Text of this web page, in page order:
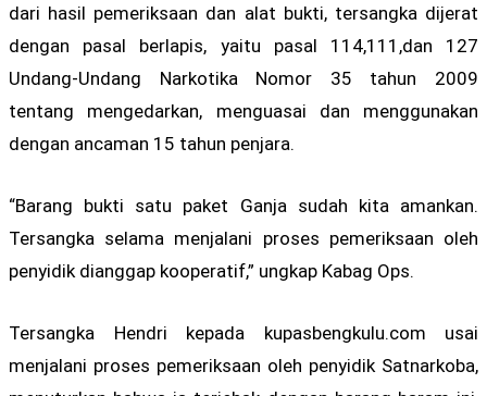
dari hasil pemeriksaan dan alat bukti, tersangka dijerat
dengan pasal berlapis, yaitu pasal 114,111,dan 127
Undang-Undang Narkotika Nomor 35 tahun 2009
tentang mengedarkan, menguasai dan menggunakan
dengan ancaman 15 tahun penjara.
“Barang bukti satu paket Ganja sudah kita amankan.
Tersangka selama menjalani proses pemeriksaan oleh
penyidik dianggap kooperatif,” ungkap Kabag Ops.
Tersangka Hendri kepada kupasbengkulu.com usai
menjalani proses pemeriksaan oleh penyidik Satnarkoba,